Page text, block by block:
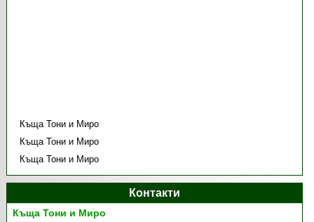
Къща Тони и Миро
Къща Тони и Миро
Къща Тони и Миро
Контакти
Къща Тони и Миро